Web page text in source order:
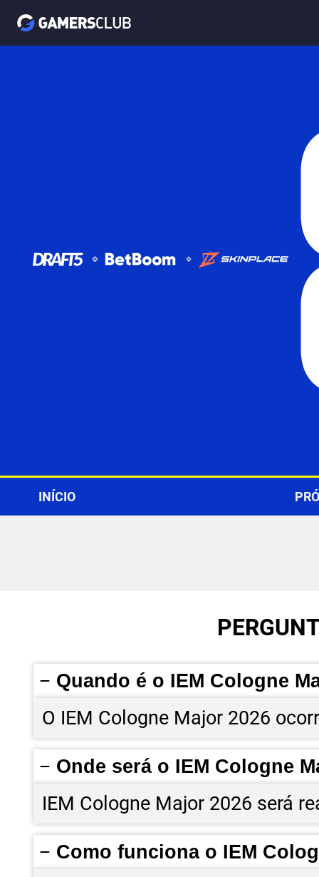
INÍCIO
Galorys
+18. Ministério da
Quando é o IEM Cologne
O IEM Cologne Major 2026
Onde será o IEM Cologne
IEM Cologne Major 2026 será
Como funciona o IEM